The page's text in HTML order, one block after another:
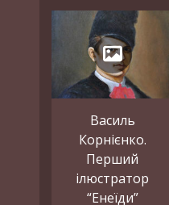
Василь
Корнієнко.
Перший
ілюстратор
“Енеїди”